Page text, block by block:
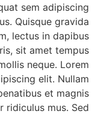
sem adipiscing
Quisque gravida
lectus in dapibus
sit amet tempus
neque. Lorem
elit. Nullam
et magnis
ridiculus mus. Sed